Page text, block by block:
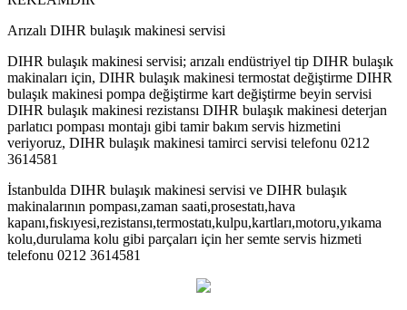
Arızalı DIHR bulaşık makinesi servisi
DIHR bulaşık makinesi servisi; arızalı endüstriyel tip DIHR bulaşık
makinaları için, DIHR bulaşık makinesi termostat değiştirme DIHR
bulaşık makinesi pompa değiştirme kart değiştirme beyin servisi
DIHR bulaşık makinesi rezistansı DIHR bulaşık makinesi deterjan
parlatıcı pompası montajı gibi tamir bakım servis hizmetini
veriyoruz, DIHR bulaşık makinesi tamirci servisi telefonu 0212
3614581
İstanbulda DIHR bulaşık makinesi servisi ve DIHR bulaşık
makinalarının pompası,zaman saati,prosestatı,hava
kapanı,fıskıyesi,rezistansı,termostatı,kulpu,kartları,motoru,yıkama
kolu,durulama kolu gibi parçaları için her semte servis hizmeti
telefonu 0212 3614581